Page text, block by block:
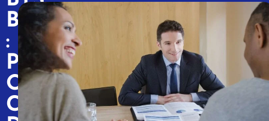
BANQUE
:
PEUT-
ON
CONSEILLER